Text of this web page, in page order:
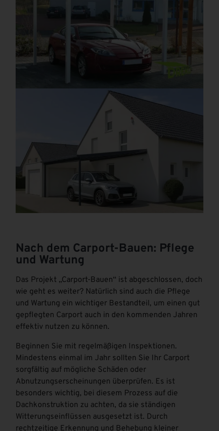
Nach dem Carport-Bauen: Pflege
und Wartung
Das Projekt „Carport-Bauen“ ist abgeschlossen, doch
wie geht es weiter? Natürlich sind auch die Pflege
und Wartung ein wichtiger Bestandteil, um einen gut
gepflegten Carport auch in den kommenden Jahren
effektiv nutzen zu können.
Beginnen Sie mit regelmäßigen Inspektionen.
Mindestens einmal im Jahr sollten Sie Ihr Carport
sorgfältig auf mögliche Schäden oder
Abnutzungserscheinungen überprüfen. Es ist
besonders wichtig, bei diesem Prozess auf die
Dachkonstruktion zu achten, da sie ständigen
Witterungseinflüssen ausgesetzt ist. Durch
rechtzeitige Erkennung und Behebung kleiner